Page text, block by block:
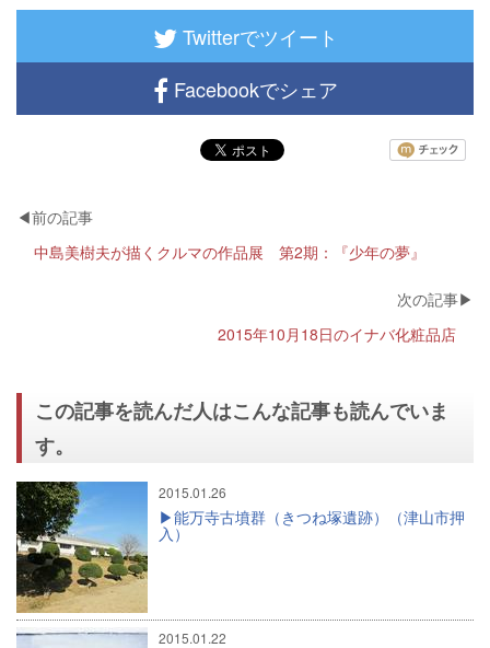
Twitterでツイート
Facebookでシェア
中島美樹夫が描くクルマの作品展 第2期：『少年の夢』
2015年10月18日のイナバ化粧品店
この記事を読んだ人はこんな記事も読んでいま
す。
2015.01.26
能万寺古墳群（きつね塚遺跡）（津山市押
入）
2015.01.22